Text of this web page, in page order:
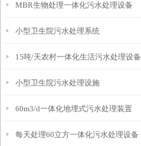
MBR生物处理一体化污水处理设备
小型卫生院污水处理系统
15吨/天农村一体化生活污水处理设备
小型卫生院污水处理设施
60m3/d一体化地埋式污水处理装置
每天处理60立方一体化污水处理设备